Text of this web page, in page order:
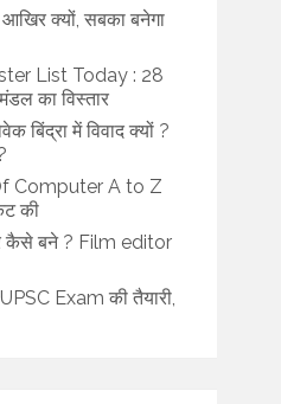
क्यों, सबका बनेगा
List Today : 28
का विस्तार
बिंद्रा में विवाद क्यों ?
Computer A to Z
की
कैसे बने ? Film editor
Exam की तैयारी,